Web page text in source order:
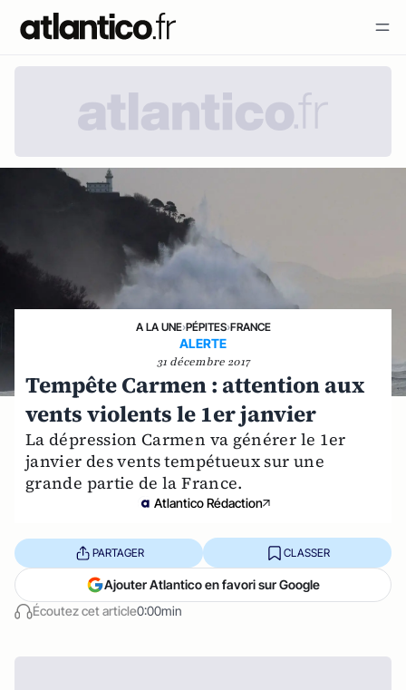
A LA UNE›PÉPITES›FRANCE
ALERTE
31 décembre 2017
Tempête Carmen : attention aux
vents violents le 1er janvier
La dépression Carmen va générer le 1er
janvier des vents tempétueux sur une
grande partie de la France.
Atlantico Rédaction
Écoutez cet article0:00min
PARTAGER CLASSER
Ajouter Atlantico en favori sur Google